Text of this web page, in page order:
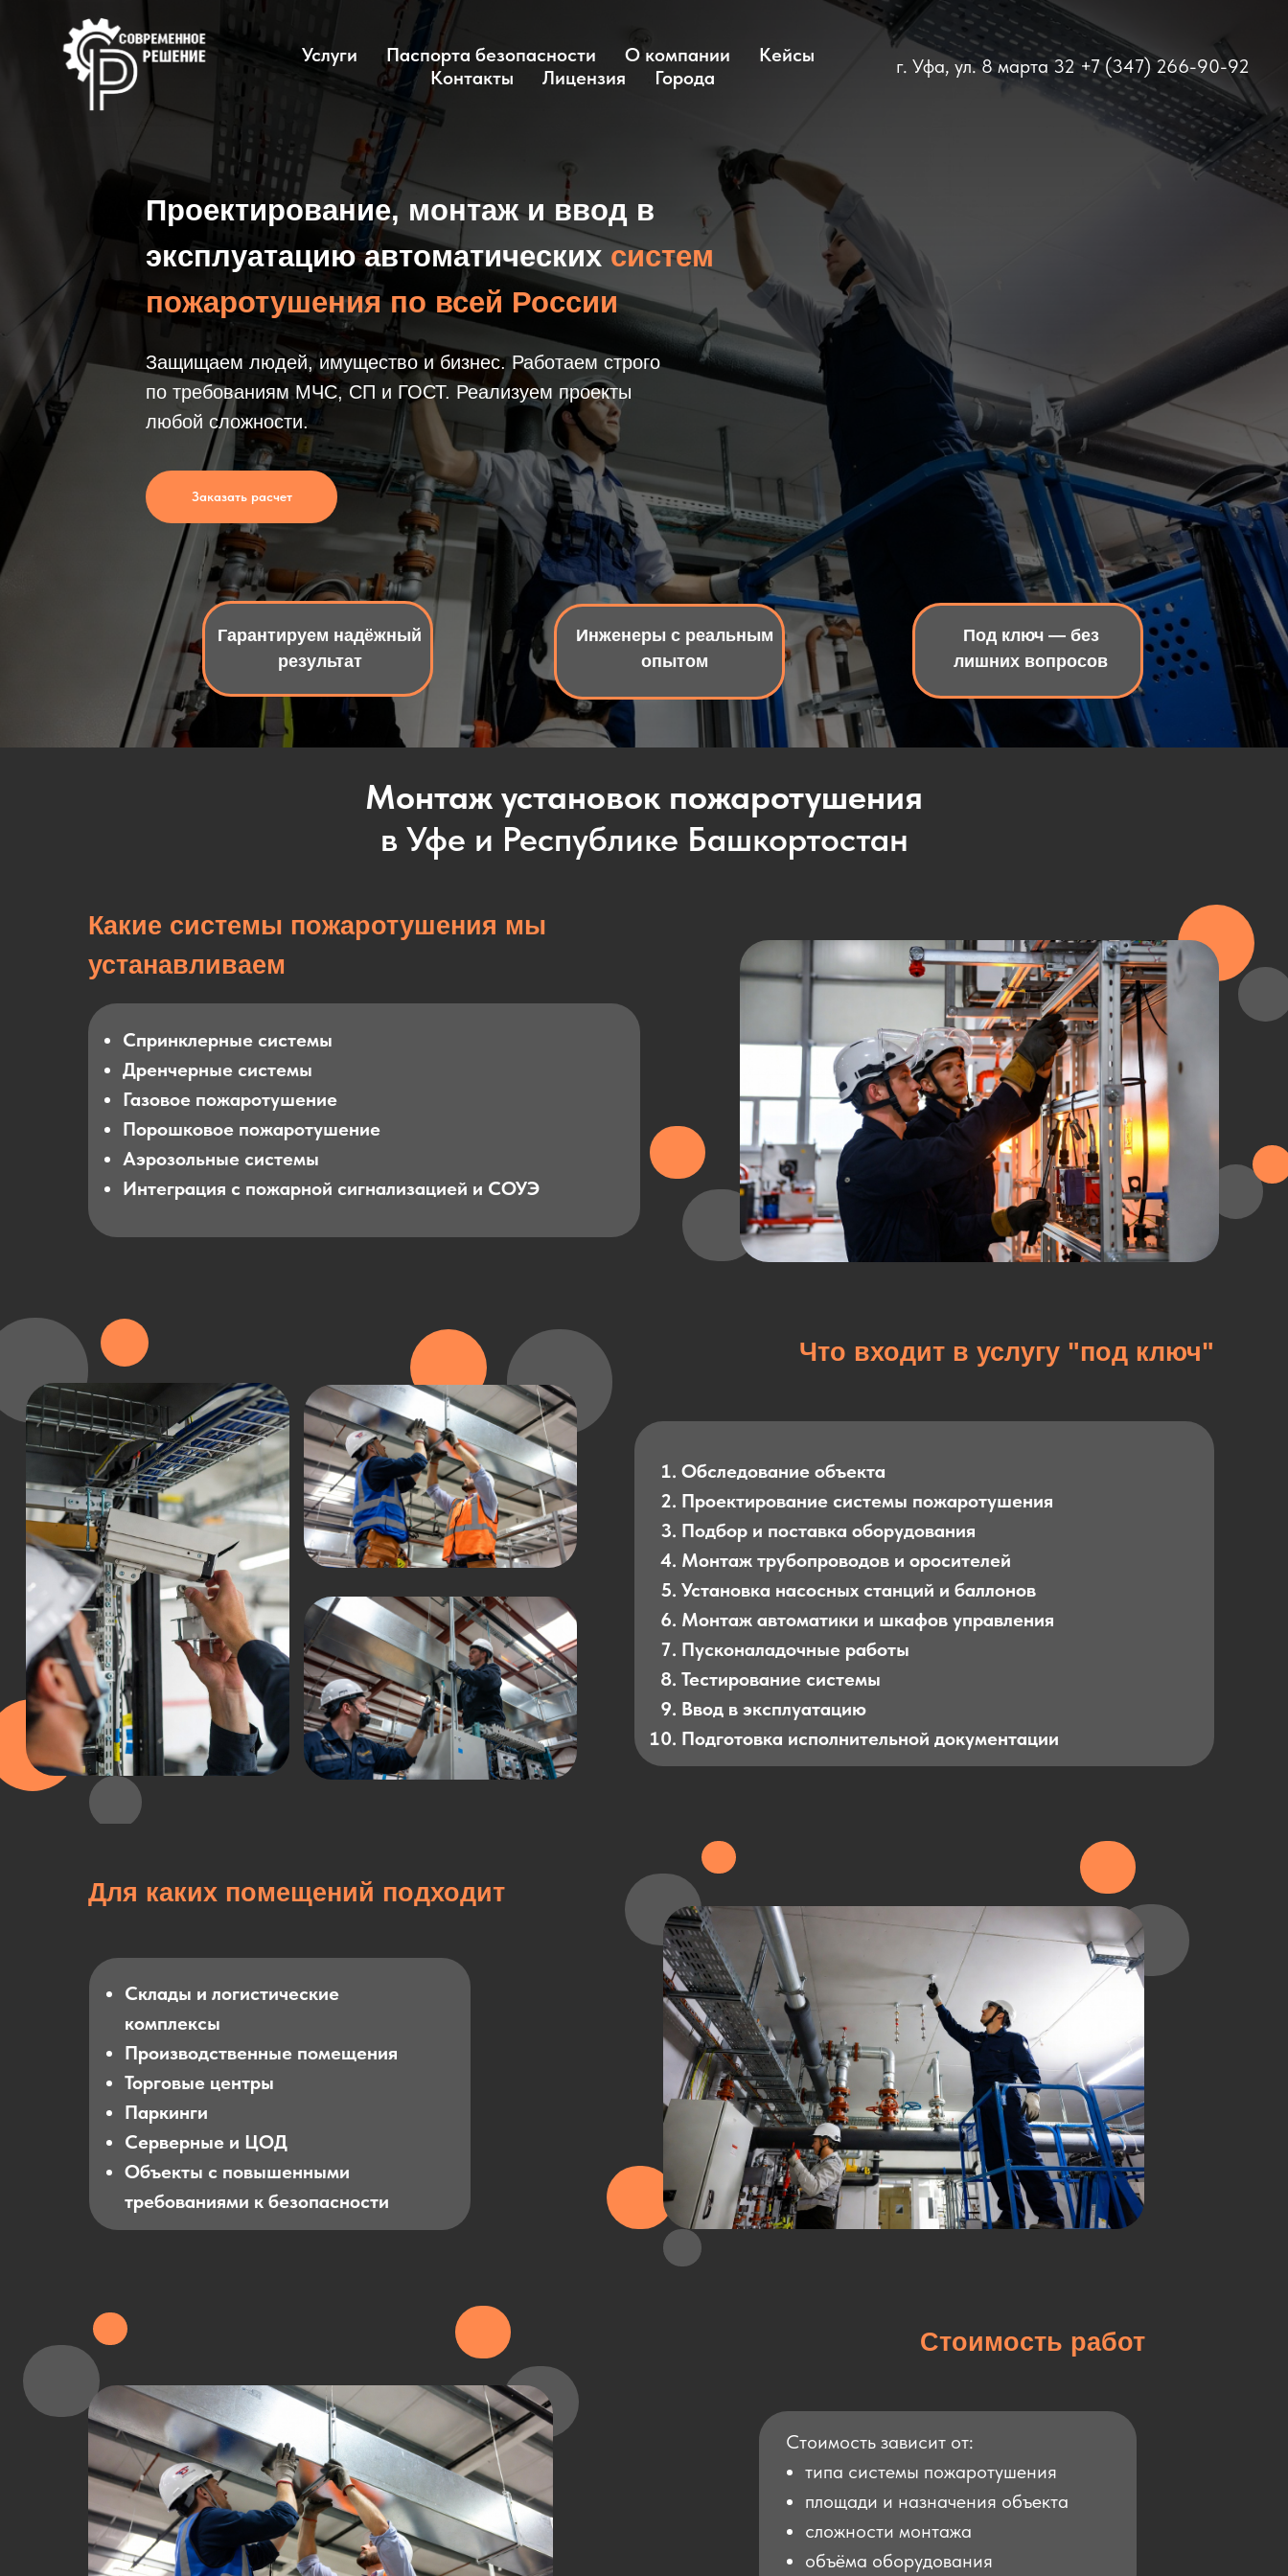
Услуги Паспорта безопасности О компании
Кейсы
Контакты
Лицензия Города г. Уфа, ул. 8 марта 32+7 (347) 266-90-92
Заказать расчет
Проектирование, монтаж и ввод в
эксплуатацию автоматических систем
пожаротушения по всей России
Защищаем людей, имущество и бизнес. Работаем строго
по требованиям МЧС, СП и ГОСТ. Реализуем проекты
любой сложности.
Гарантируем надёжный
результат
Инженеры с реальным
опытом
Под ключ — без
лишних вопросов
Монтаж установок пожаротушения
в Уфе и Республике Башкортостан
Какие системы пожаротушения мы
устанавливаем
Спринклерные системы
Дренчерные системы
Газовое пожаротушение
Порошковое пожаротушение
Аэрозольные системы
Интеграция с пожарной сигнализацией и СОУЭ
Что входит в услугу "под ключ"
Обследование объекта
Проектирование системы пожаротушения
Подбор и поставка оборудования
Монтаж трубопроводов и оросителей
Установка насосных станций и баллонов
Монтаж автоматики и шкафов управления
Пусконаладочные работы
Тестирование системы
Ввод в эксплуатацию
Подготовка исполнительной документации
Для каких помещений подходит
Склады и логистические
комплексы
Производственные помещения
Торговые центры
Паркинги
Серверные и ЦОД
Объекты с повышенными
требованиями к безопасности
Стоимость зависит от:
типа системы пожаротушения
площади и назначения объекта
сложности монтажа
объёма оборудования
Стоимость работ